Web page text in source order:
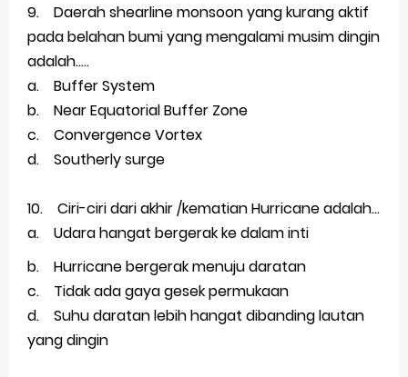
9. Daerah shearline monsoon yang kurang aktif
pada belahan bumi yang mengalami musim dingin
adalah.....
a. Buffer System
b. Near Equatorial Buffer Zone
c. Convergence Vortex
d. Southerly surge
10. Ciri-ciri dari akhir /kematian Hurricane adalah...
a. Udara hangat bergerak ke dalam inti
b. Hurricane bergerak menuju daratan
c. Tidak ada gaya gesek permukaan
d. Suhu daratan lebih hangat dibanding lautan
yang dingin